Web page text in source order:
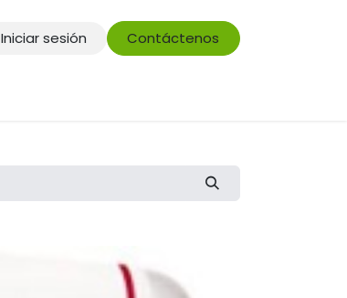
Iniciar sesión Contáctenos